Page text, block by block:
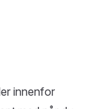
innenfor